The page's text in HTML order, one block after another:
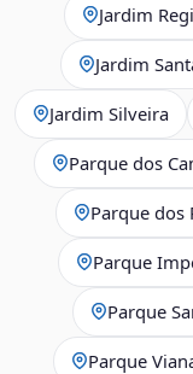
Jardim
Jardim
Jardim Silveira
Parque dos
Parque dos
Parque
Parque
Parque